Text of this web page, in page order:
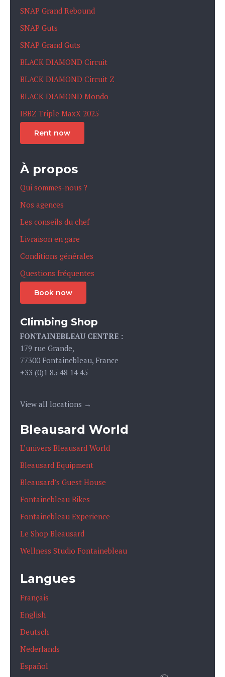
SNAP Grand Rebound
SNAP Guts
SNAP Grand Guts
BLACK DIAMOND Circuit
BLACK DIAMOND Circuit Z
BLACK DIAMOND Mondo
IBBZ Triple MaxX 2025
Rent now
À propos
Qui sommes-nous ?
Nos agences
Les conseils du chef
Livraison en gare
Conditions générales
Questions fréquentes
Book now
Climbing Shop
FONTAINEBLEAU CENTRE :
179 rue Grande,
77300 Fontainebleau, France
+33 (0)1 85 48 14 45
View all locations →
Bleausard World
L’univers Bleausard World
Bleausard Equipment
Bleausard’s Guest House
Fontainebleau Bikes
Fontainebleau Experience
Le Shop Bleausard
Wellness Studio Fontainebleau
Langues
Français
English
Deutsch
Nederlands
Español